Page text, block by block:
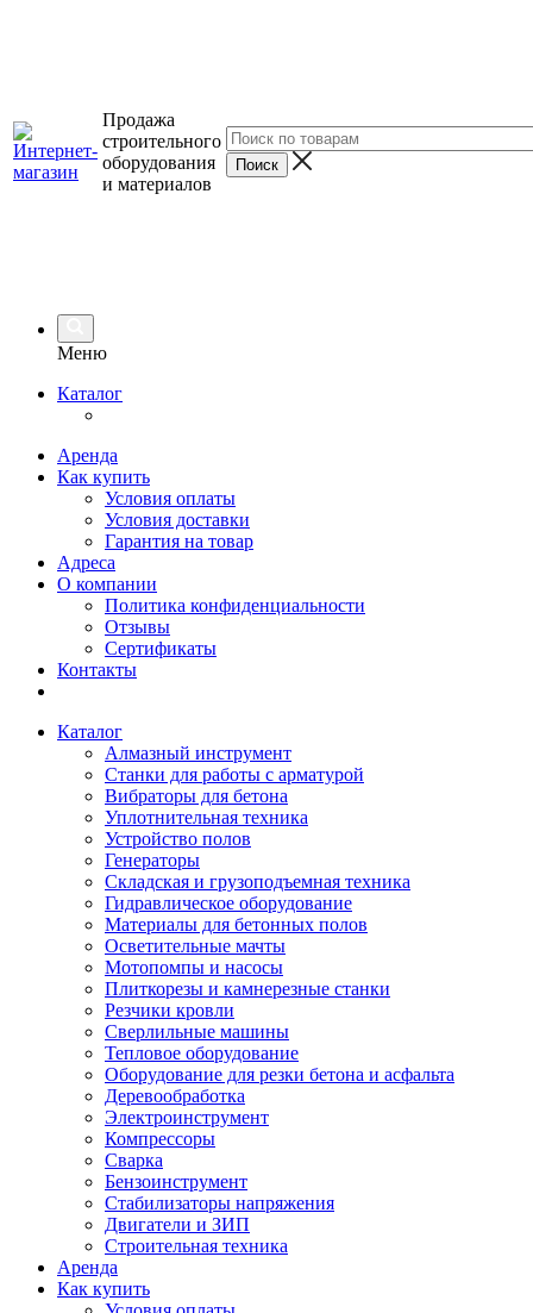
Продажа
строительного
оборудования
и материалов
Меню
Каталог
Аренда
Как купить
Условия оплаты
Условия доставки
Гарантия на товар
Адреса
О компании
Политика конфиденциальности
Отзывы
Сертификаты
Контакты
Каталог
Алмазный инструмент
Станки для работы с арматурой
Вибраторы для бетона
Уплотнительная техника
Устройство полов
Генераторы
Складская и грузоподъемная техника
Гидравлическое оборудование
Материалы для бетонных полов
Осветительные мачты
Мотопомпы и насосы
Плиткорезы и камнерезные станки
Резчики кровли
Сверлильные машины
Тепловое оборудование
Оборудование для резки бетона и асфальта
Деревообработка
Электроинструмент
Компрессоры
Сварка
Бензоинструмент
Стабилизаторы напряжения
Двигатели и ЗИП
Строительная техника
Аренда
Как купить